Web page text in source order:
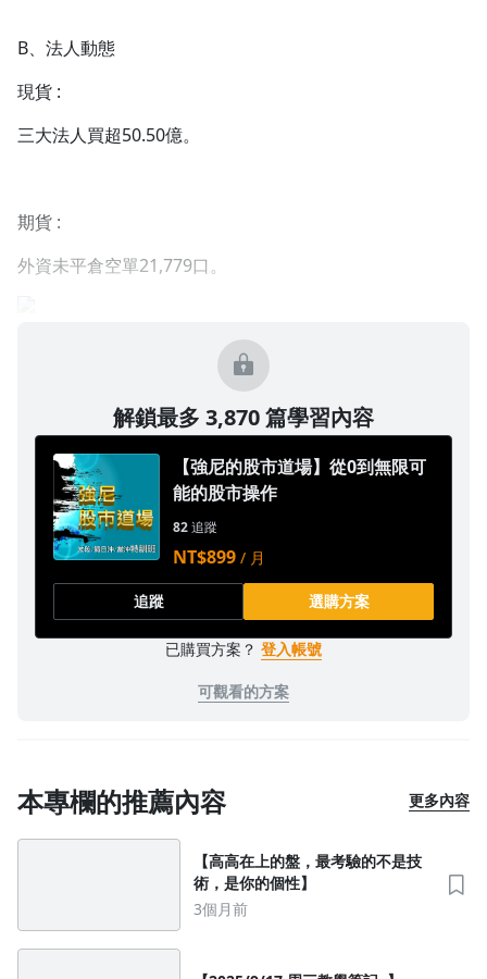
B、法人動態
現貨 :
三大法人買超50.50億。
期貨 :
外資未平倉空單21,779口。
解鎖最多 3,870 篇學習內容
【強尼的股市道場】從0到無限可
能的股市操作
82追蹤
NT$899 / 月
追蹤 選購方案
已購買方案？ 登入帳號
可觀看的方案
本專欄的推薦內容 更多內容
【高高在上的盤，最考驗的不是技
術，是你的個性】
3個月前
沒有待播放的清單